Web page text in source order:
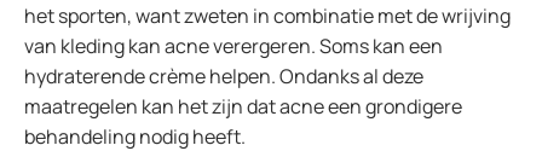
het sporten, want zweten in combinatie met de wrijving
van kleding kan acne verergeren. Soms kan een
hydraterende crème helpen. Ondanks al deze
maatregelen kan het zijn dat acne een grondigere
behandeling nodig heeft.